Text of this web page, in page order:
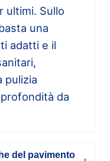
ultimi. Sullo
una
adatti e il
pulizia
da
del pavimento